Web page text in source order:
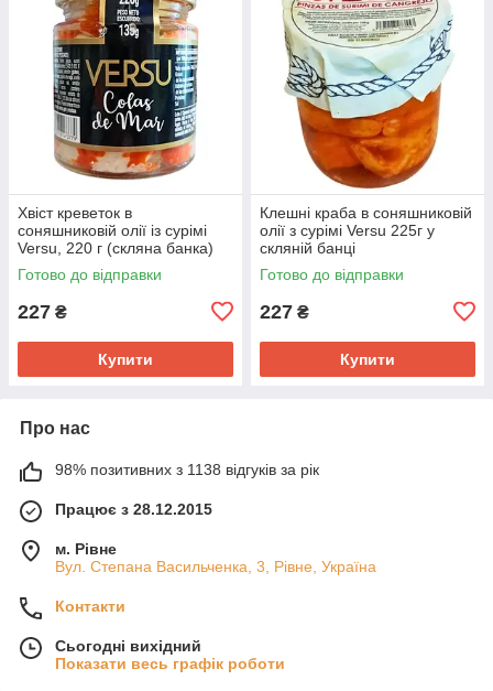
Хвіст креветок в
соняшниковій олії із сурімі
Versu, 220 г (скляна банка)
Готово до відправки
227 ₴
Купити
Клешні краба в соняшниковій
олії з сурімі Versu 225г у
скляній банці
Готово до відправки
227 ₴
Купити
Про нас
98% позитивних з 1138 відгуків за рік
Працює з 28.12.2015
м. Рівне
Вул. Степана Васильченка, 3, Рівне, Україна
Контакти
Сьогодні вихідний
Показати весь графік роботи